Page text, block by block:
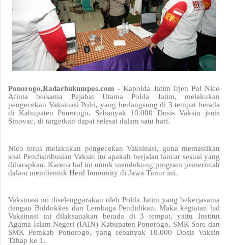
Ponorogo,Radarhukumpos.com -Kapolda Jatim Irjen Pol Nico
Afinta bersama Pejabat Utama Polda Jatim, melakukan
pengecekan Vaksinasi Polri, yang berlangsung di 3 tempat berada
di Kabupaten Ponorogo. Sebanyak 10.000 Dosis Vaksin jenis
Sinovac, di targetkan dapat selesai dalam satu hari.
Nico terus melakukan pengecekan Vaksinasi, guna memastikan
soal Pendistribusian Vaksin itu apakah berjalan lancar sesuai yang
diharapkan. Karena hal ini untuk mendukung program pemerintah
dalam membentuk Herd Immunity di Jawa Timur ini.
Vaksinasi ini diselenggarakan oleh Polda Jatim yang bekerjasama
dengan Biddokkes dan Lembaga Pendidikan. Maka kegiatan hal
Vaksinasi ini dilaksanakan berada di 3 tempat, yaitu Institut
Agama Islam Negeri (IAIN) Kabupaten Ponorogo, SMK Sore dan
SMK Pemkab Ponorogo, yang sebanyak 10.000 Dosis Vaksin
Tahap ke 1.